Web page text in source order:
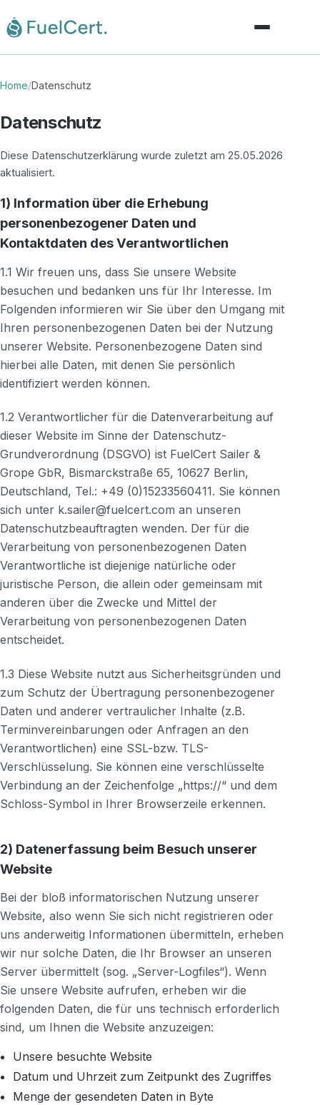
Leistungen
Anwendungsbereiche
Über uns
DE | EN
Kunden-Login
Home/Datenschutz
Datenschutz
Diese Datenschutzerklärung wurde zuletzt am 25.05.2026
aktualisiert.
1) Information über die Erhebung
personenbezogener Daten und
Kontaktdaten des Verantwortlichen
1.1 Wir freuen uns, dass Sie unsere Website
besuchen und bedanken uns für Ihr Interesse. Im
Folgenden informieren wir Sie über den Umgang mit
Ihren personenbezogenen Daten bei der Nutzung
unserer Website. Personenbezogene Daten sind
hierbei alle Daten, mit denen Sie persönlich
identifiziert werden können.
1.2 Verantwortlicher für die Datenverarbeitung auf
dieser Website im Sinne der Datenschutz-
Grundverordnung (DSGVO) ist FuelCert Sailer &
Grope GbR, Bismarckstraße 65, 10627 Berlin,
Deutschland, Tel.: +49 (0)15233560411. Sie können
sich unter k.sailer@fuelcert.com an unseren
Datenschutzbeauftragten wenden. Der für die
Verarbeitung von personenbezogenen Daten
Verantwortliche ist diejenige natürliche oder
juristische Person, die allein oder gemeinsam mit
anderen über die Zwecke und Mittel der
Verarbeitung von personenbezogenen Daten
entscheidet.
1.3 Diese Website nutzt aus Sicherheitsgründen und
zum Schutz der Übertragung personenbezogener
Daten und anderer vertraulicher Inhalte (z.B.
Terminvereinbarungen oder Anfragen an den
Verantwortlichen) eine SSL-bzw. TLS-
Verschlüsselung. Sie können eine verschlüsselte
Verbindung an der Zeichenfolge „https://“ und dem
Schloss-Symbol in Ihrer Browserzeile erkennen.
2) Datenerfassung beim Besuch unserer
Website
Bei der bloß informatorischen Nutzung unserer
Website, also wenn Sie sich nicht registrieren oder
uns anderweitig Informationen übermitteln, erheben
wir nur solche Daten, die Ihr Browser an unseren
Server übermittelt (sog. „Server-Logfiles“). Wenn
Sie unsere Website aufrufen, erheben wir die
folgenden Daten, die für uns technisch erforderlich
sind, um Ihnen die Website anzuzeigen:
Unsere besuchte Website
Datum und Uhrzeit zum Zeitpunkt des Zugriffes
Menge der gesendeten Daten in Byte